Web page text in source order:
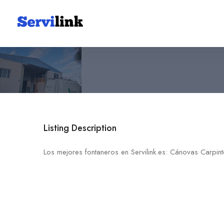
Cánovas Carpintería
Listing Description
Los mejores fontaneros en Servilink.es: Cánovas